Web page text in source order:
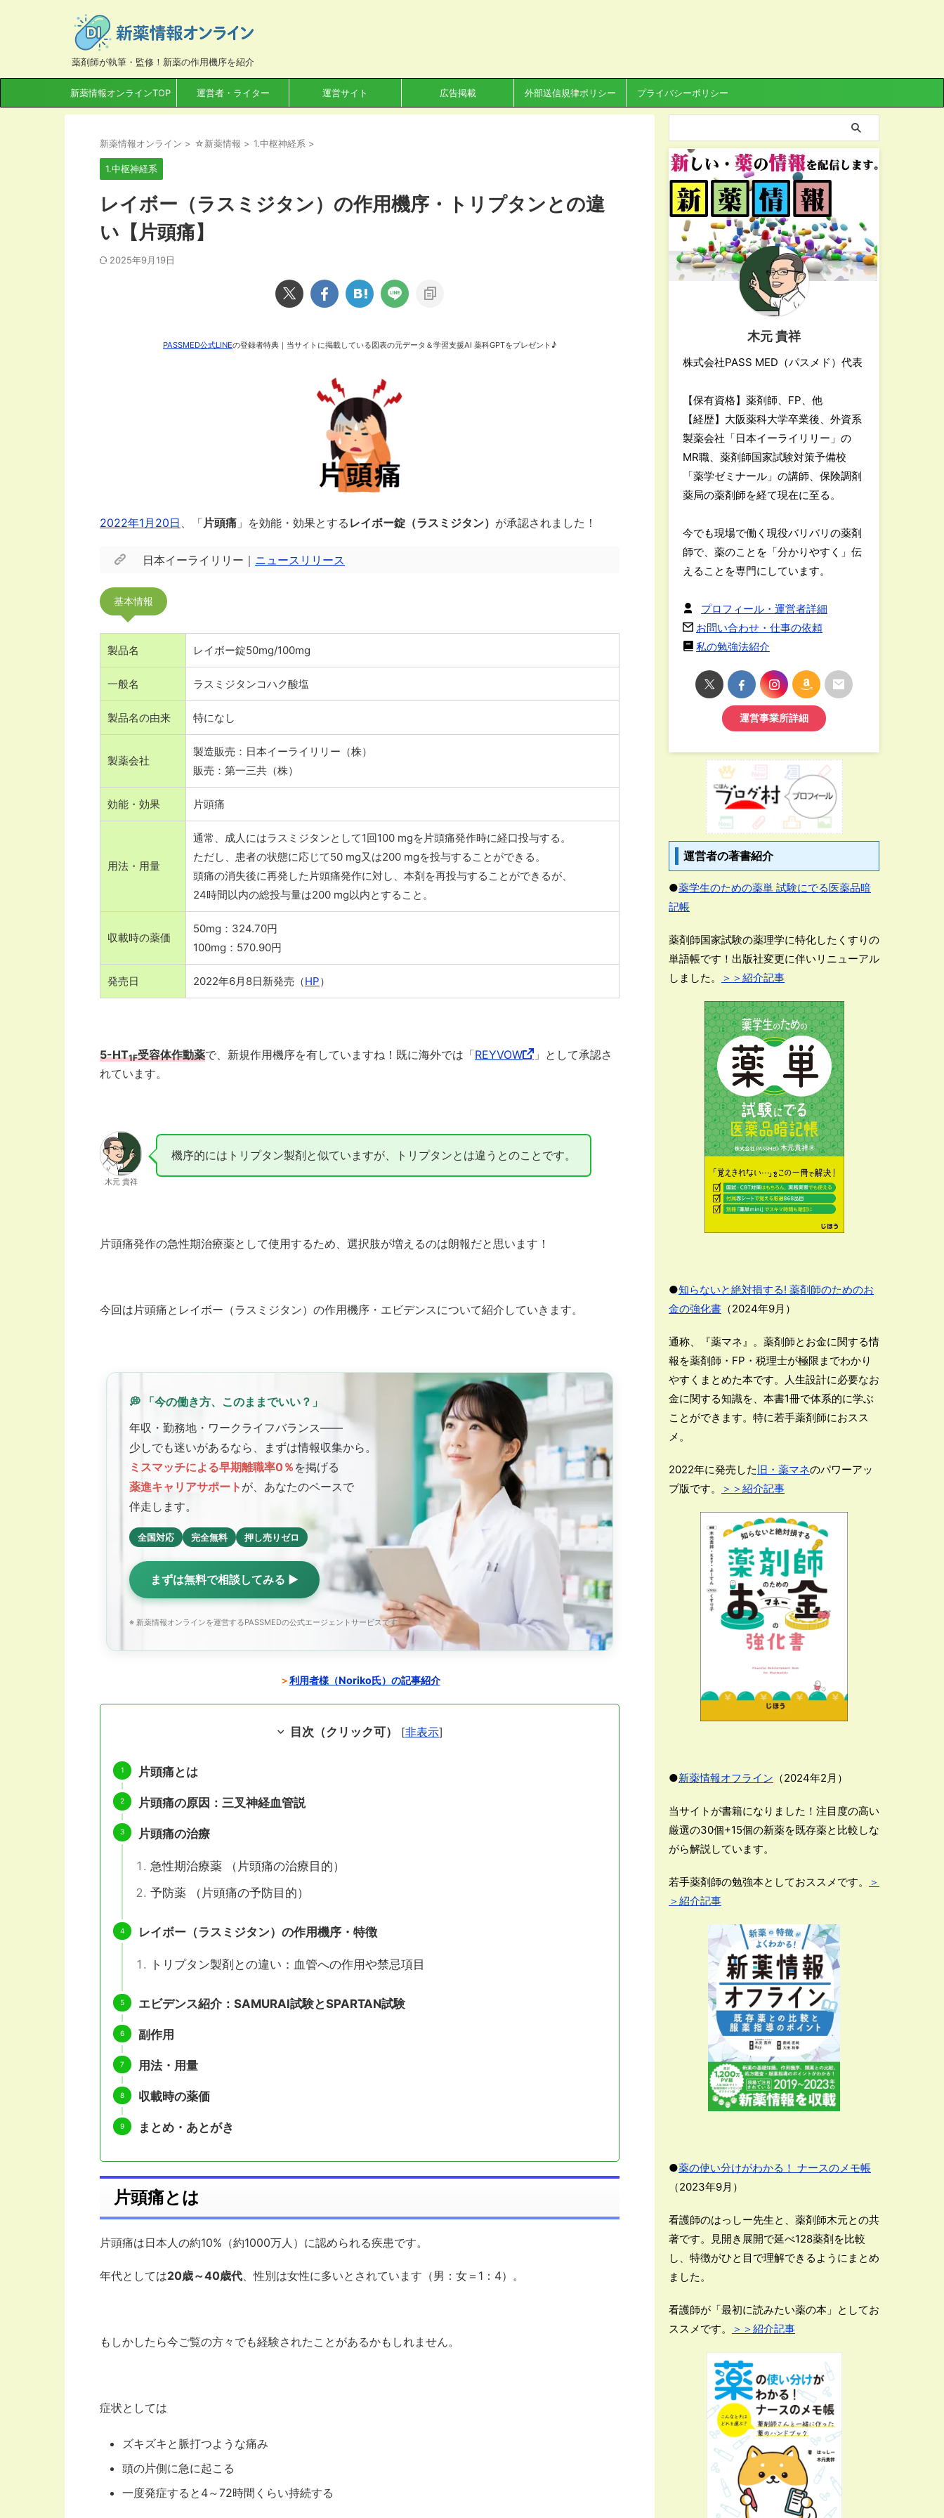
薬剤師が執筆・監修！新薬の作用機序を紹介
新薬情報オンラインTOP 運営者・ライター 運営サイト 広告掲載 外部送信規律ポリシー プライバシーポリシー
新薬情報オンライン > ☆新薬情報 > 1.中枢神経系 >
1.中枢神経系
レイボー（ラスミジタン）の作用機序・トリプタンとの違
い【片頭痛】
2025年9月19日
PASSMED公式LINEの登録者特典｜当サイトに掲載している図表の元データ＆学習支援AI 薬科GPTをプレゼント♪
2022年1月20日 、「片頭痛 」を効能・効果とする レイボー錠（ラスミジタン） が承認されました！
日本イーライリリー｜ ニュースリリース
基本情報
製品名 レイボー錠50mg/100mg
一般名 ラスミジタンコハク酸塩
製品名の由来 特になし
製薬会社
製造販売：日本イーライリリー（株）
販売：第一三共（株）
効能・効果 片頭痛
用法・用量
通常、成人にはラスミジタンとして1回100 mgを片頭痛発作時に経口投与する。
ただし、患者の状態に応じて50 mg又は200 mgを投与することができる。
頭痛の消失後に再発した片頭痛発作に対し、本剤を再投与することができるが、
24時間以内の総投与量は200 mg以内とすること。
収載時の薬価
50mg：324.70円
100mg：570.90円
発売日 2022年6月8日新発売（HP）
5-HT1F受容体作動薬で、新規作用機序を有していますね！既に海外では「REYVOW
」として承認さ
れています。
木元 貴祥
機序的にはトリプタン製剤と似ていますが、トリプタンとは違うとのことです。
片頭痛発作の急性期治療薬として使用するため、選択肢が増えるのは朗報だと思います！
今回は片頭痛とレイボー（ラスミジタン）の作用機序・エビデンスについて紹介していきます。
💭 「今の働き方、このままでいい？」
年収・勤務地・ワークライフバランス——
少しでも迷いがあるなら、まずは情報収集から。
ミスマッチによる早期離職率0％ を掲げる
薬進キャリアサポート が、あなたのペースで
伴走します。
全国対応 完全無料 押し売りゼロ
まずは無料で相談してみる ▶
※ 新薬情報オンラインを運営するPASSMEDの公式エージェントサービスです
＞利用者様（Noriko氏）の記事紹介
目次（クリック可） [非表示]
片頭痛とは
片頭痛の原因：三叉神経血管説
片頭痛の治療
急性期治療薬 （片頭痛の治療目的）
予防薬 （片頭痛の予防目的）
レイボー（ラスミジタン）の作用機序・特徴
トリプタン製剤との違い：血管への作用や禁忌項目
エビデンス紹介：SAMURAI試験とSPARTAN試験
副作用
用法・用量
収載時の薬価
まとめ・あとがき
片頭痛とは
片頭痛は日本人の約10%（約1000万人）に認められる疾患です。
年代としては20歳～40歳代 、性別は女性に多いとされています（男：女＝1：4）。
もしかしたら今ご覧の方々でも経験されたことがあるかもしれません。
症状としては
ズキズキと脈打つような痛み
頭の片側に急に起こる
一度発症すると4～72時間くらい持続する
木元 貴祥
株式会社PASS MED（パスメド）代表
【保有資格】薬剤師、FP、他
【経歴】大阪薬科大学卒業後、外資系
製薬会社「日本イーライリリー」の
MR職、薬剤師国家試験対策予備校
「薬学ゼミナール」の講師、保険調剤
薬局の薬剤師を経て現在に至る。
今でも現場で働く現役バリバリの薬剤
師で、薬のことを「分かりやすく」伝
えることを専門にしています。
プロフィール・運営者詳細
お問い合わせ・仕事の依頼
私の勉強法紹介
運営事業所詳細
運営者の著書紹介
●薬学生のための薬単 試験にでる医薬品暗
記帳
薬剤師国家試験の薬理学に特化したくすりの
単語帳です！出版社変更に伴いリニューアル
しました。
＞＞紹介記事
●知らないと絶対損する! 薬剤師のためのお
金の強化書 （2024年9月）
通称、『薬マネ』。薬剤師とお金に関する情
報を薬剤師・FP・税理士が極限までわかり
やすくまとめた本です。人生設計に必要なお
金に関する知識を、本書1冊で体系的に学ぶ
ことができます。特に若手薬剤師におスス
メ。
2022年に発売した旧・薬マネのパワーアッ
プ版です。
＞＞紹介記事
●新薬情報オフライン （2024年2月）
当サイトが書籍になりました！注目度の高い
厳選の30個+15個の新薬を既存薬と比較しな
がら解説しています。
若手薬剤師の勉強本としておススメです。
＞
＞紹介記事
●薬の使い分けがわかる！ ナースのメモ帳
（2023年9月）
看護師のはっしー先生と、薬剤師木元との共
著です。見開き展開で延べ128薬剤を比較
し、特徴がひと目で理解できるようにまとめ
ました。
看護師が「最初に読みたい薬の本」としてお
ススメです。
＞＞紹介記事